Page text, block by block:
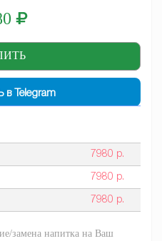
Telegram
7980 р.
7980 р.
7980 р.
замена напитка на Ваш